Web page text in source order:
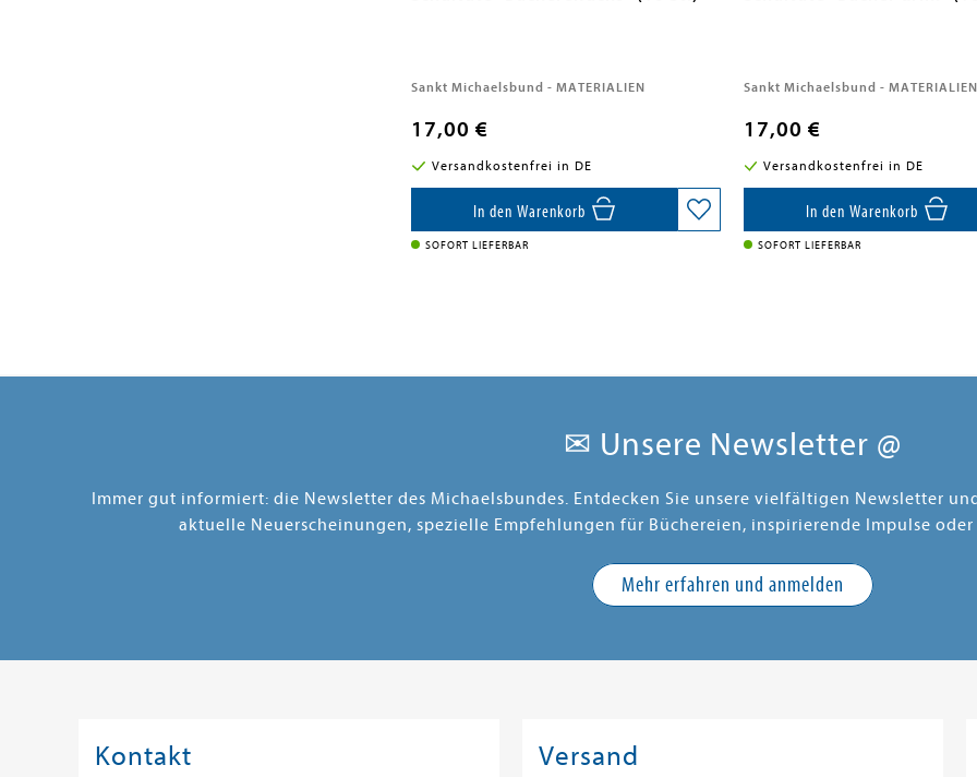
Sankt Michaelsbund - MATERIALIEN
17,00 €
Versandkostenfrei in DE
In den Warenkorb
SOFORT LIEFERBAR
Sankt Michaelsbund - MATERIALIEN
17,00 €
Versandkostenfrei in DE
In den Warenkorb
SOFORT LIEFERBAR
✉ Unsere Newsletter @
Immer gut informiert: die Newsletter des Michaelsbundes. Entdecken Sie unsere vielfältigen Newsletter
aktuelle Neuerscheinungen, spezielle Empfehlungen für Büchereien, inspirierende Impulse
Mehr erfahren und anmelden
Kontakt Versand